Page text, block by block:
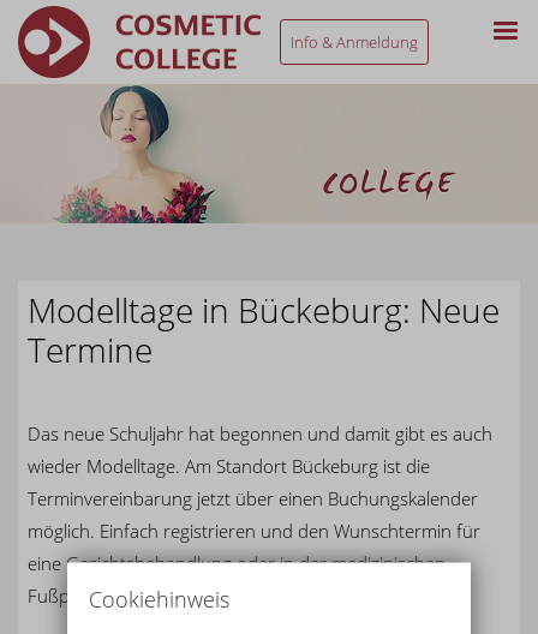
Cookiehinweis
Info & Anmeldung
Modelltage in Bückeburg: Neue
Termine
Das neue Schuljahr hat begonnen und damit gibt es auch
wieder Modelltage. Am Standort Bückeburg ist die
Terminvereinbarung jetzt über einen Buchungskalender
möglich. Einfach registrieren und den Wunschtermin für
eine Gesichtsbehandlung oder in der medizinischen
Fußpflege vereinbaren.